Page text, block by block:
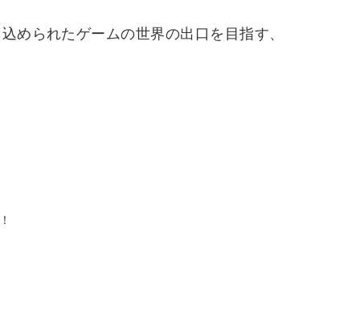
められたゲームの世界の出口を目指す、